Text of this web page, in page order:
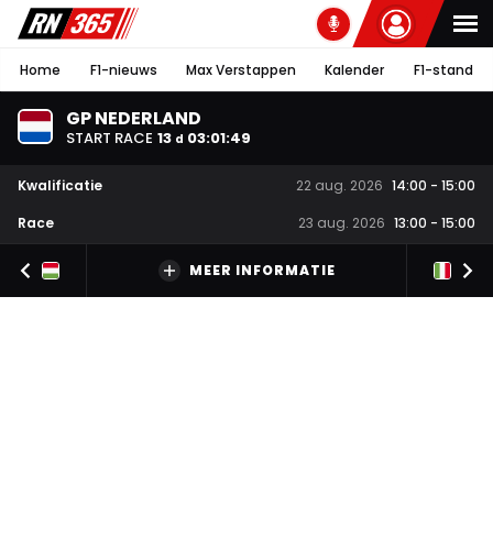
Home F1-nieuws Max Verstappen Kalender F1-stand
GP NEDERLAND
START RACE 13 d 03:01:48
Kwalificatie 22 aug. 2026 14:00 - 15:00
Race
23 aug. 2026 13:00 - 15:00
MEER INFORMATIE